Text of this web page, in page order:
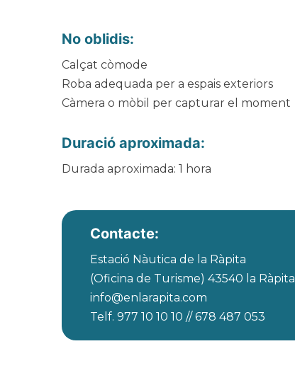
No oblidis:
Calçat còmode
Roba adequada per a espais exteriors
Càmera o mòbil per capturar el moment
Duració aproximada:
Durada aproximada: 1 hora
Contacte:
Estació Nàutica de la Ràpita
(Oficina de Turisme) 43540 la Ràpita
info@enlarapita.com
Telf. 977 10 10 10 // 678 487 053